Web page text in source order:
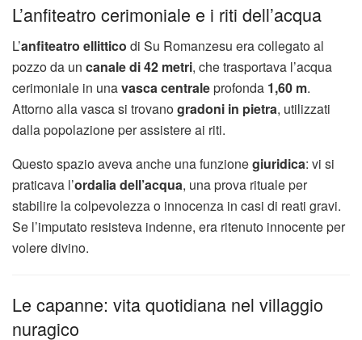
L’anfiteatro cerimoniale e i riti dell’acqua
L’anfiteatro ellittico di Su Romanzesu era collegato al
pozzo da un canale di 42 metri, che trasportava l’acqua
cerimoniale in unavasca centraleprofonda 1,60 m.
Attorno alla vasca si trovanogradoni in pietra, utilizzati
dalla popolazione per assistere ai riti.
Questo spazio aveva anche una funzionegiuridica: vi si
praticava l’ordalia dell’acqua, una prova rituale per
stabilire la colpevolezza o innocenza in casi di reati gravi.
Se l’imputato resisteva indenne, era ritenuto innocente per
volere divino.
Le capanne: vita quotidiana nel villaggio
nuragico